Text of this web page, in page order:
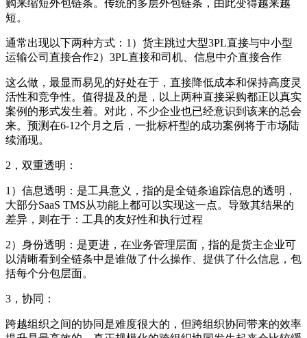
购来缩短外包链条。传统的多层外包链条，由此变得越来越
短。
通常出现以下两种方式：1）货主跳过大型3PL直接与中小型
运输公司直接合作2）3PL直接和司机、信息中介直接合作
这么做，最显而易见的好处在于，直接降低成本和保持高度灵
活性和竞争性。值得提及的是，以上两种直接采购都正以真实
案例的形式发生着。对此，不少企业也已经意识到该来的总会
来。预测在6-12个月之后，一批标杆型的成功案例将于市场陆
续涌现。
2，双重透明：
1）信息透明：是工具意义，指的是全链条追踪信息的透明，
大部分SaaS TMS从功能上都可以实现这一点。导致其结果的
差异，则在于：工具的友好性和执行过程
2）身份透明：是更进，在业务管理层面，指的是货主企业可
以清晰看到全链条中是谁做了什么操作、提供了什么信息，包
括每个分包层面。
3，协同：
跨越组织之间的协同是难度很大的，但跨组织协同带来的效率